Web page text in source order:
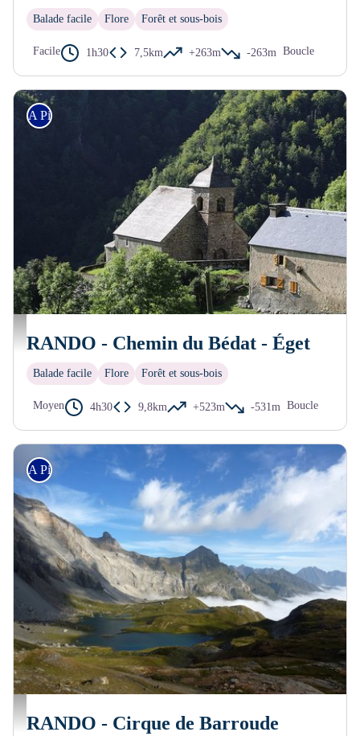
Balade facile Flore Forêt et sous-bois
Facile 1h30 7,5km +263m -263m Boucle
A Pied
RANDO - Chemin du Bédat - Éget
Balade facile Flore Forêt et sous-bois
Moyen 4h30 9,8km +523m -531m Boucle
A Pied
RANDO - Cirque de Barroude